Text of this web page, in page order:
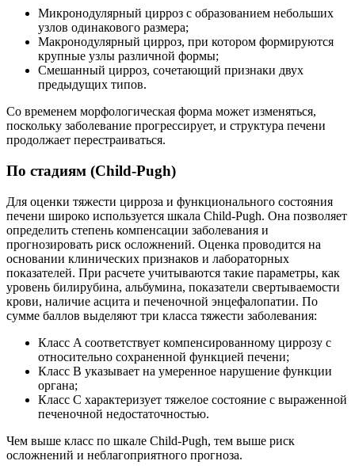
Микронодулярный цирроз с образованием небольших
узлов одинакового размера;
Макронодулярный цирроз, при котором формируются
крупные узлы различной формы;
Смешанный цирроз, сочетающий признаки двух
предыдущих типов.
Со временем морфологическая форма может изменяться,
поскольку заболевание прогрессирует, и структура печени
продолжает перестраиваться.
По стадиям (Child-Pugh)
Для оценки тяжести цирроза и функционального состояния
печени широко используется шкала Child-Pugh. Она позволяет
определить степень компенсации заболевания и
прогнозировать риск осложнений. Оценка проводится на
основании клинических признаков и лабораторных
показателей. При расчете учитываются такие параметры, как
уровень билирубина, альбумина, показатели свертываемости
крови, наличие асцита и печеночной энцефалопатии. По
сумме баллов выделяют три класса тяжести заболевания:
Класс A соответствует компенсированному циррозу с
относительно сохраненной функцией печени;
Класс B указывает на умеренное нарушение функции
органа;
Класс C характеризует тяжелое состояние с выраженной
печеночной недостаточностью.
Чем выше класс по шкале Child-Pugh, тем выше риск
осложнений и неблагоприятного прогноза.